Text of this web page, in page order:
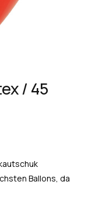
/ 45
Ballons, da